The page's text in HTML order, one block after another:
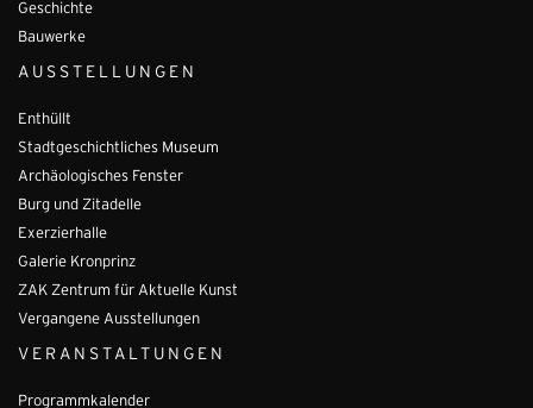
Geschichte
Bauwerke
AUSSTELLUNGEN
Enthüllt
Stadtgeschichtliches Museum
Archäologisches Fenster
Burg und Zitadelle
Exerzierhalle
Galerie Kronprinz
ZAK Zentrum für Aktuelle Kunst
Vergangene Ausstellungen
VERANSTALTUNGEN
Programmkalender